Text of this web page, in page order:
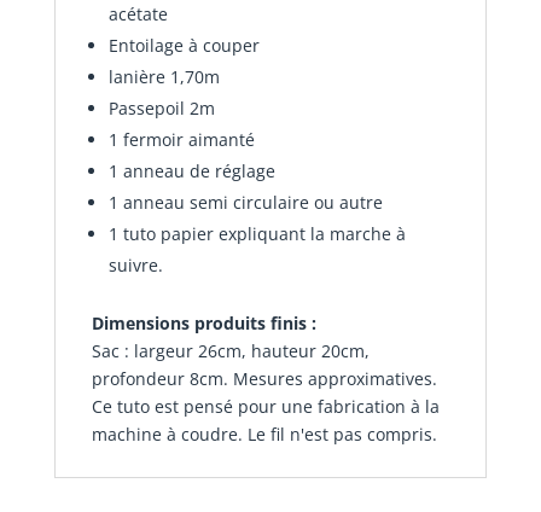
acétate
Entoilage à couper
lanière 1,70m
Passepoil 2m
1 fermoir aimanté
1 anneau de réglage
1 anneau semi circulaire ou autre
1 tuto papier expliquant la marche à
suivre.
Dimensions produits finis :
Sac : largeur 26cm, hauteur 20cm,
profondeur 8cm. Mesures approximatives.
Ce tuto est pensé pour une fabrication à la
machine à coudre. Le fil n'est pas compris.